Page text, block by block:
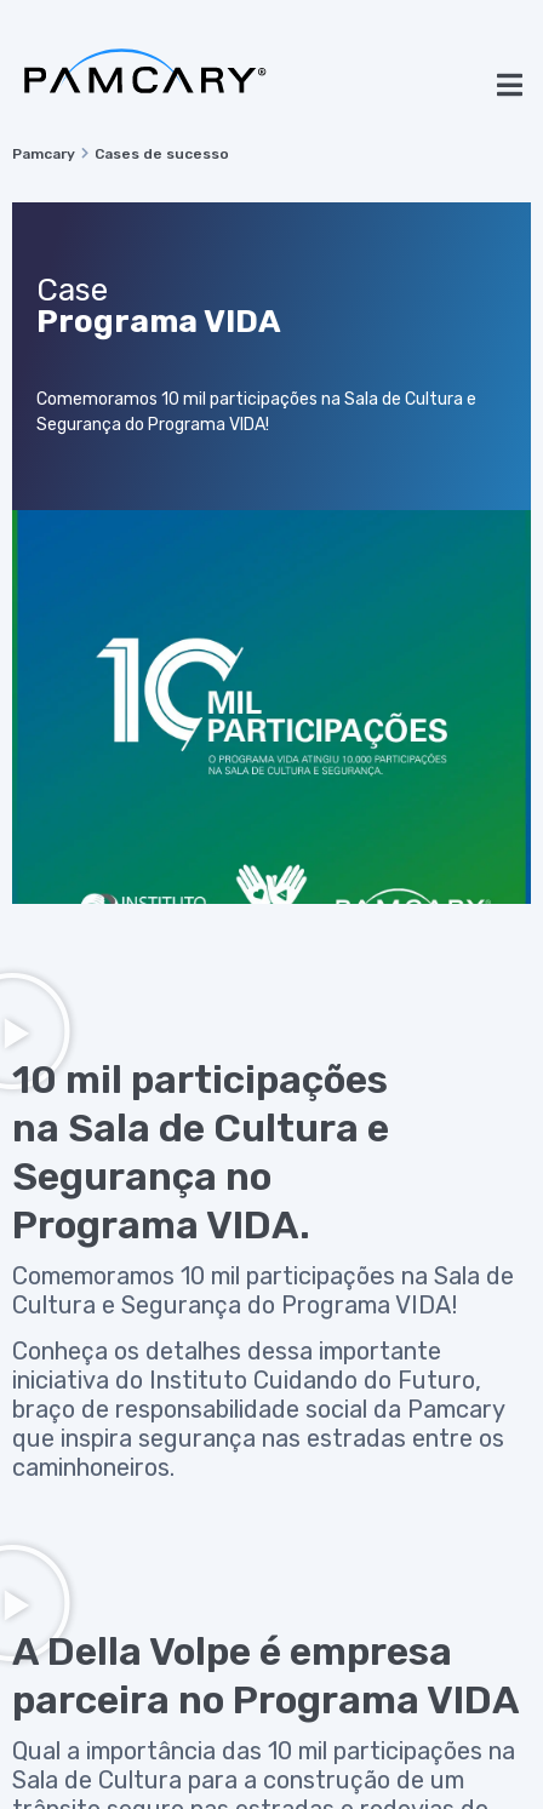
Pamcary Cases de sucesso
Case
Programa VIDA
Comemoramos 10 mil participações na Sala de Cultura e
Segurança do Programa VIDA!
10 mil participações
na Sala de Cultura e
Segurança no
Programa VIDA.
Comemoramos 10 mil participações na Sala de
Cultura e Segurança do Programa VIDA!
Conheça os detalhes dessa importante
iniciativa do Instituto Cuidando do Futuro,
braço de responsabilidade social da Pamcary
que inspira segurança nas estradas entre os
caminhoneiros.
A Della Volpe é empresa
parceira no Programa VIDA
Qual a importância das 10 mil participações na
Sala de Cultura para a construção de um